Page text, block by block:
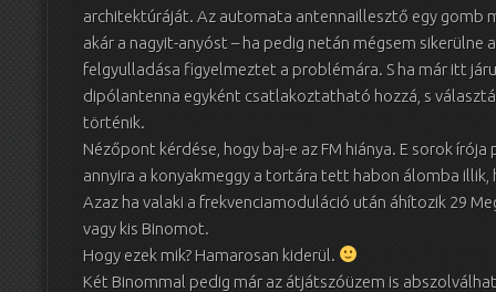
architektúráját. Az automata antennaillesztő egy gomb
akár a nagyit-anyóst – ha pedig netán mégsem sikerülne
felgyulladása figyelmeztet a problémára. S ha már itt
dipólantenna egyként csatlakoztatható hozzá, s
történik.
Nézőpont kérdése, hogy baj-e az FM hiánya. E sorok
annyira a konyakmeggy a tortára tett habon álomba
Azaz ha valaki a frekvenciamoduláció után áhítozik 29
vagy kis Binomot.
Hogy ezek mik? Hamarosan kiderül.
Két Binommal pedig már az átjátszóüzem is